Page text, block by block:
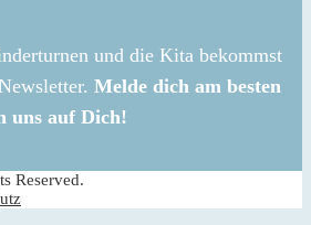
und die Kita bekommst
Melde dich am besten
uns auf Dich!
Reserved.